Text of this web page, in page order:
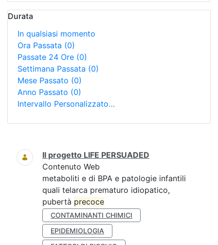
Durata
In qualsiasi momento
Ora Passata (0)
Passate 24 Ore (0)
Settimana Passata (0)
Mese Passato (0)
Anno Passato (0)
Intervallo Personalizzato…
Ricerca
Il progetto LIFE PERSUADED
Contenuto Web
metaboliti e di BPA e patologie infantili
quali telarca prematuro idiopatico,
pubertà precoce
CONTAMINANTI CHIMICI
EPIDEMIOLOGIA